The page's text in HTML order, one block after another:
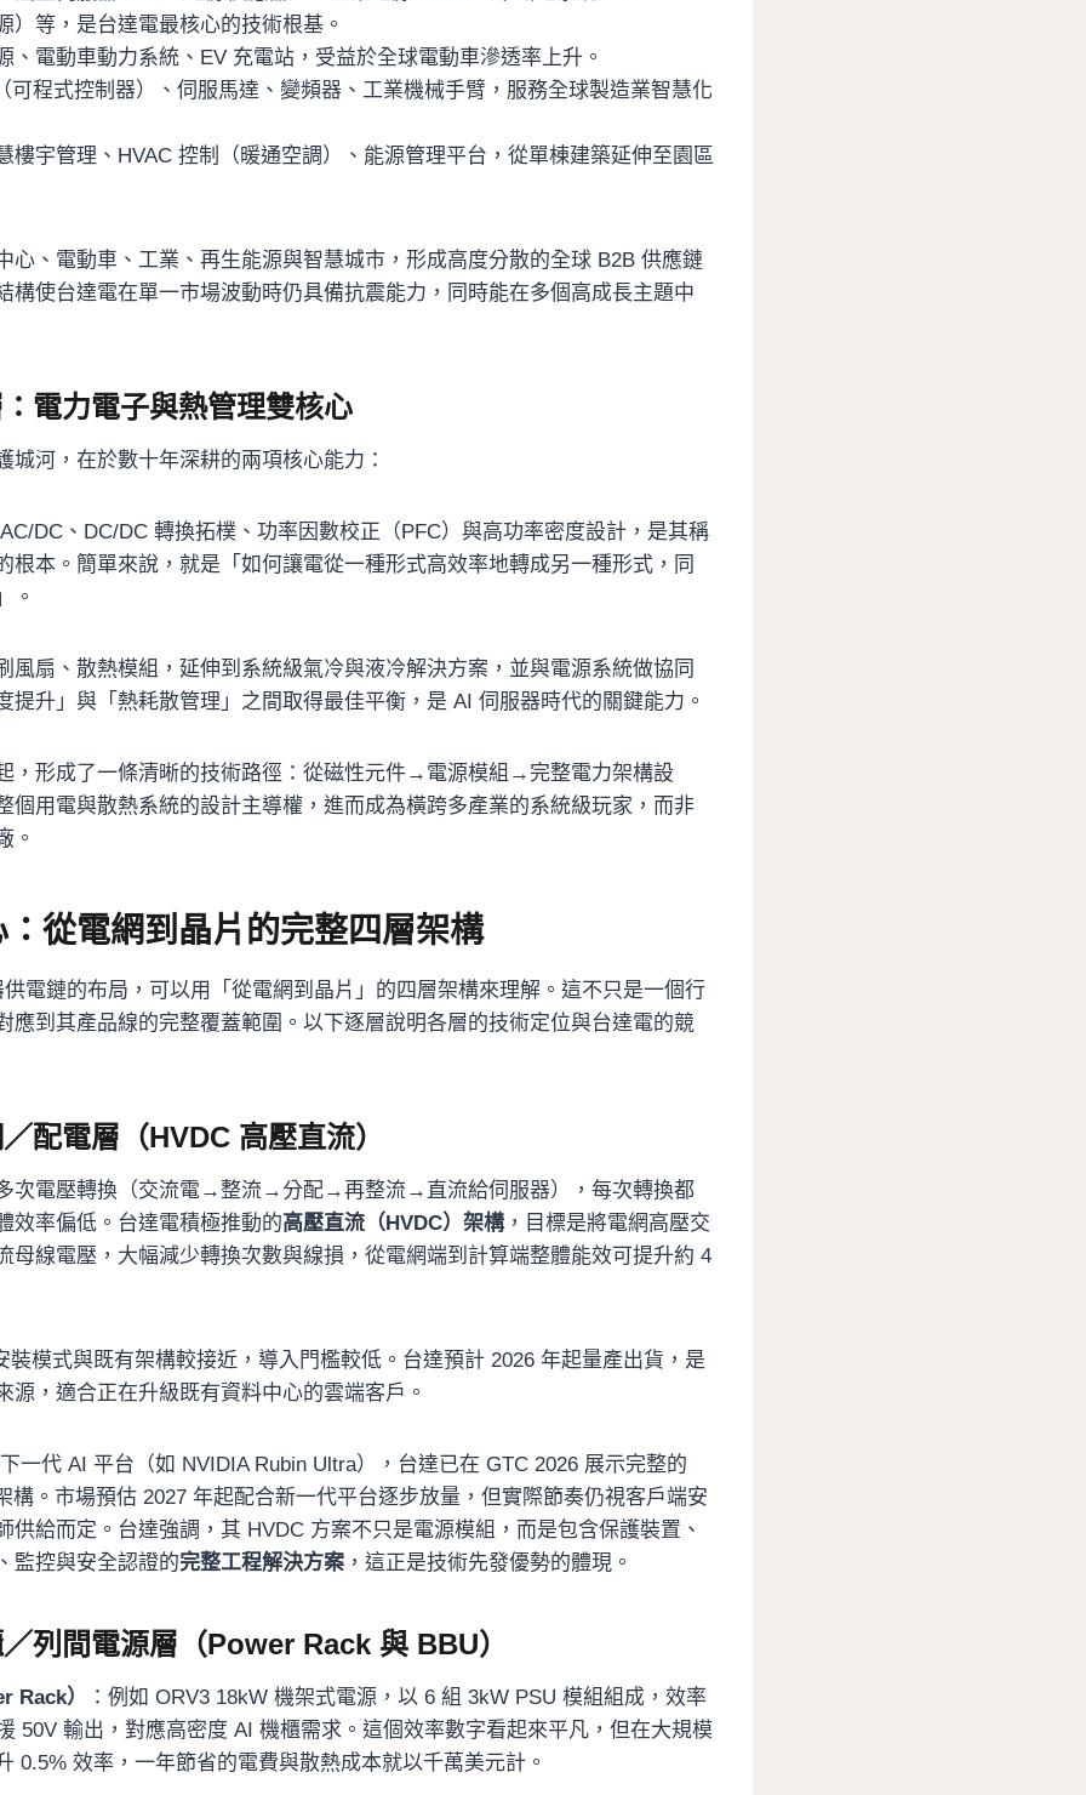
）等，是台達電最核心的技術根基。
、電動車動力系統、EV 充電站，受益於全球電動車滲透率上升。
可程式控制器）、伺服馬達、變頻器、工業機械手臂，服務全球製造業智慧化
樓宇管理、HVAC 控制（暖通空調）、能源管理平台，從單棟建築延伸至園區
心、電動車、工業、再生能源與智慧城市，形成高度分散的全球 B2B 供應鏈
構使台達電在單一市場波動時仍具備抗震能力，同時能在多個高成長主題中
電力電子與熱管理雙核心
城河，在於數十年深耕的兩項核心能力：
DC、DC/DC 轉換拓樸、功率因數校正（PFC）與高功率密度設計，是其稱
根本。簡單來說，就是「如何讓電從一種形式高效率地轉成另一種形式，同
。
風扇、散熱模組，延伸到系統級氣冷與液冷解決方案，並與電源系統做協同
提升」與「熱耗散管理」之間取得最佳平衡，是 AI 伺服器時代的關鍵能力。
，形成了一條清晰的技術路徑：從磁性元件→電源模組→完整電力架構設
個用電與散熱系統的設計主導權，進而成為橫跨多產業的系統級玩家，而非
。
從電網到晶片的完整四層架構
電鏈的布局，可以用「從電網到晶片」的四層架構來理解。這不只是一個行
應到其產品線的完整覆蓋範圍。以下逐層說明各層的技術定位與台達電的競
配電層（HVDC 高壓直流）
次電壓轉換（交流電→整流→分配→再整流→直流給伺服器），每次轉換都
效率偏低。台達電積極推動的高壓直流（HVDC）架構，目標是將電網高壓交
母線電壓，大幅減少轉換次數與線損，從電網端到計算端整體能效可提升約 4
裝模式與既有架構較接近，導入門檻較低。台達預計 2026 年起量產出貨，是
源，適合正在升級既有資料中心的雲端客戶。
一代 AI 平台（如 NVIDIA Rubin Ultra），台達已在 GTC 2026 展示完整的
構。市場預估 2027 年起配合新一代平台逐步放量，但實際節奏仍視客戶端安
供給而定。台達強調，其 HVDC 方案不只是電源模組，而是包含保護裝置、
監控與安全認證的完整工程解決方案 ，這正是技術先發優勢的體現。
列間電源層（Power Rack 與 BBU）
Rack）
：例如 ORV3 18kW 機架式電源，以 6 組 3kW PSU 模組組成，效率
50V 輸出，對應高密度 AI 機櫃需求。這個效率數字看起來平凡，但在大規模
0.5% 效率，一年節省的電費與散熱成本就以千萬美元計。